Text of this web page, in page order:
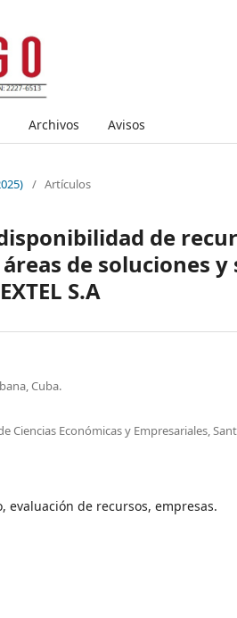
Archivos Avisos
/ Artículos
de
de soluciones
S.A
Cuba.
Ciencias Económicas y Empresariales,
evaluación de recursos, empresas.